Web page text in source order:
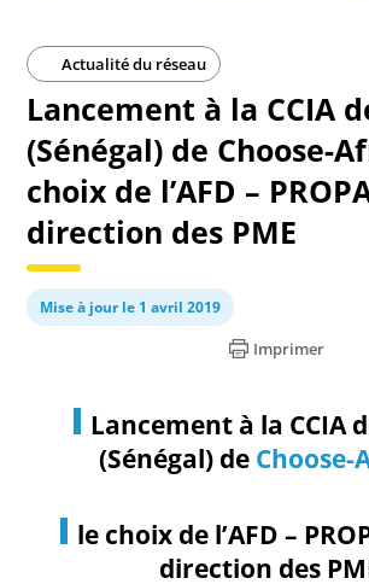
Actualité du réseau
Lancement à la CCIA
(Sénégal) de Choose-
choix de l’AFD –
direction des PME
Mise à jour le 1 avril 2019
Imprimer
Lancement à la CCIA
(Sénégal) de Choose-
le choix de l’AFD –
direction des